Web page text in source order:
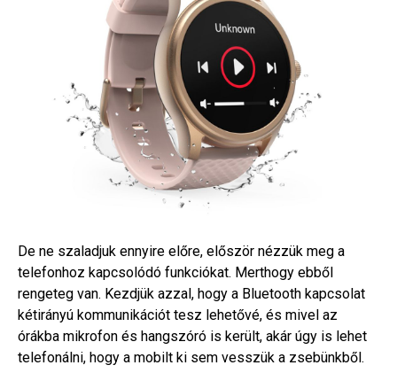
De ne szaladjuk ennyire előre, először nézzük meg a
telefonhoz kapcsolódó funkciókat. Merthogy ebből
rengeteg van. Kezdjük azzal, hogy a Bluetooth kapcsolat
kétirányú kommunikációt tesz lehetővé, és mivel az
órákba mikrofon és hangszóró is került, akár úgy is lehet
telefonálni, hogy a mobilt ki sem vesszük a zsebünkből.